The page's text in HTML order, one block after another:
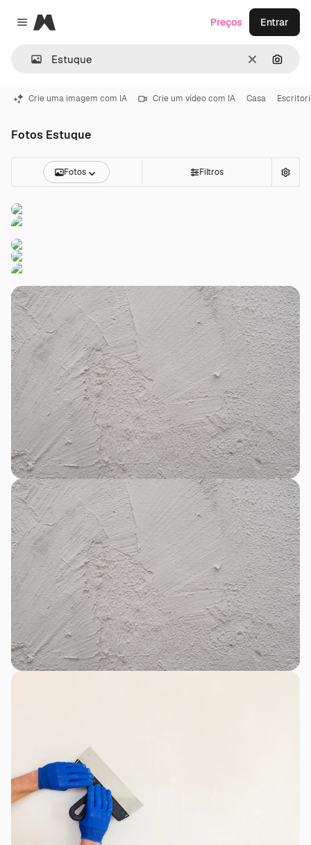
Close menu
Magnific
Limpar
Preços Entrar
Crie uma imagem com IA Crie um vídeo com IA Casa
Fotos Estuque
Fotos Filtros